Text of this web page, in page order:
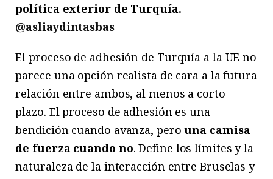
política exterior de Turquía.
@asliaydintasbas
El proceso de adhesión de Turquía a la UE no
parece una opción realista de cara a la futura
relación entre ambos, al menos a corto
plazo. El proceso de adhesión es una
bendición cuando avanza, perouna camisa
de fuerza cuando no. Define los límites y la
naturaleza de la interacción entre Bruselas y